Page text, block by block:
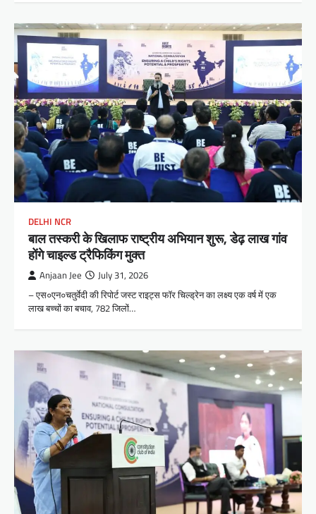
DELHI NCR
बाल तस्करी के खिलाफ राष्ट्रीय अभियान शुरू, डेढ़ लाख गांव
होंगे चाइल्ड ट्रैफिकिंग मुक्त
Anjaan Jee July 31, 2026
– एस०एन०चतुर्वेदी की रिपोर्ट जस्ट राइट्स फॉर चिल्ड्रेन का लक्ष्य एक वर्ष में एक
लाख बच्चों का बचाव, 782 जिलों…